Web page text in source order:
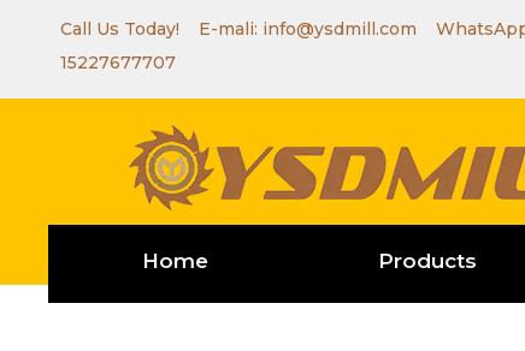
Call Us Today! E-mali: info@ysdmill.com
15227677707
Home Products